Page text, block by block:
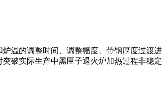
温的调整时间、调整幅度、带钢厚度过渡进
破实际生产中黑匣子退火炉加热过程非稳定